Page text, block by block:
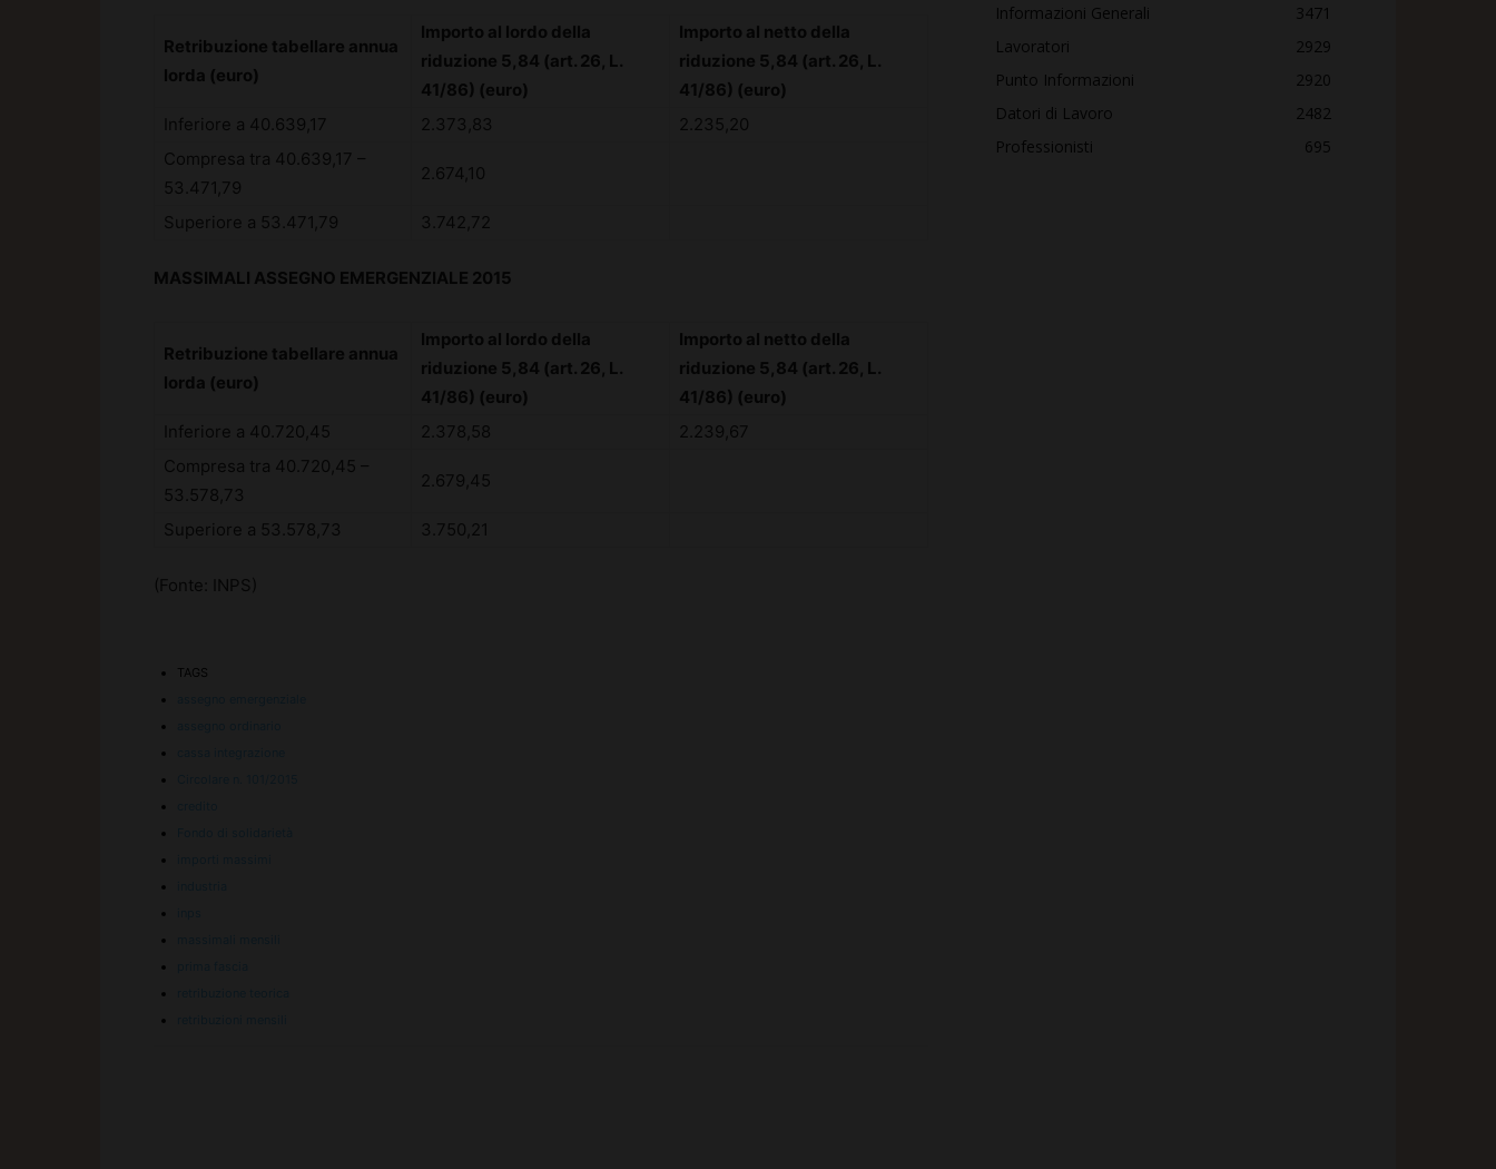
Retribuzione tabellare annua
lorda (euro)
Importo al lordo della
riduzione 5,84 (art. 26, L.
41/86) (euro)
Importo al netto della
riduzione 5,84 (art. 26, L.
41/86) (euro)
Inferiore a 40.639,17
2.373,83
2.235,20
Compresa tra 40.639,17 –
53.471,79
2.674,10
Superiore a 53.471,79 3.742,72
MASSIMALI ASSEGNO EMERGENZIALE 2015
Retribuzione tabellare annua
lorda (euro)
Importo al lordo della
riduzione 5,84 (art. 26, L.
41/86) (euro)
Importo al netto della
riduzione 5,84 (art. 26, L.
41/86) (euro)
Inferiore a 40.720,45
2.378,58
2.239,67
Compresa tra 40.720,45 –
53.578,73
2.679,45
Superiore a 53.578,73 3.750,21
(Fonte: INPS)
TAGS
Informazioni Generali
3471
Lavoratori
2929
Punto Informazioni
2920
Datori di Lavoro
2482
Professionisti
695